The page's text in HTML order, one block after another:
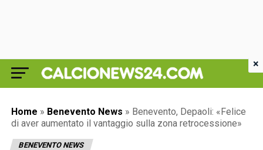
Home » Benevento News » Benevento, Depaoli: «Felice
di aver aumentato il vantaggio sulla zona retrocessione»
BENEVENTO NEWS
×